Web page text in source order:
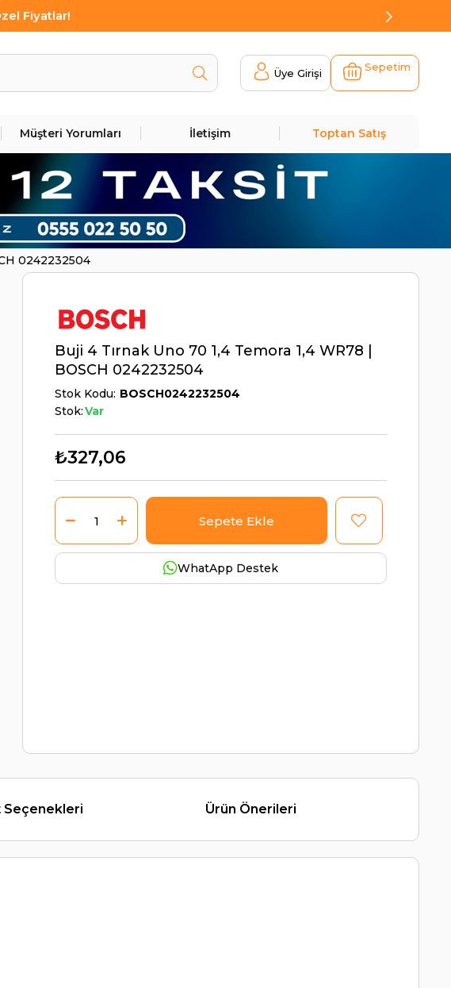
Fiyatlar!
Üye Girişi Sepetim
Müşteri Yorumları İletişim Toptan Satış
0242232504
Buji 4 Tırnak Uno 70 1,4 Temora 1,4 WR78 |
BOSCH 0242232504
Stok Kodu BOSCH0242232504
Stok:Var
₺327,06
WhatApp Destek
Seçenekleri Ürün Önerileri